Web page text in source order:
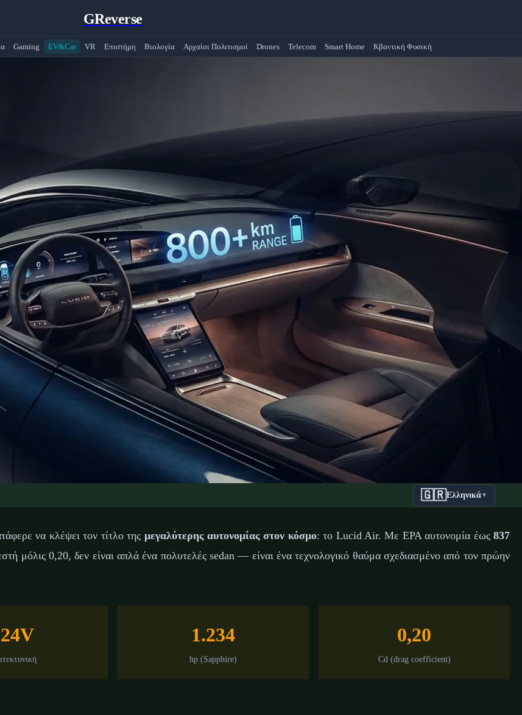
GReverse
Gaming EV&Car VR Επιστήμη Βιολογία Αρχαίοι Πολιτισμοί Drones Telecom Smart Home Κβαντική Φυσική
ΠΟΛΥΤΕΛΉ SEDAN
το Ρεκόρ Αυτονομίας με
km
🇬🇷Ελληνικά▼
να κλέψει τον τίτλο της μεγαλύτερης αυτονομίας στον κόσμο: το Lucid Air. Με EPA αυτονομία έως837
μόλις 0,20, δεν είναι απλά ένα πολυτελές sedan — είναι ένα τεχνολογικό θαύμα σχεδιασμένο από τον πρώην
1.234
hp (Sapphire)
0,20
Cd (drag coefficient)